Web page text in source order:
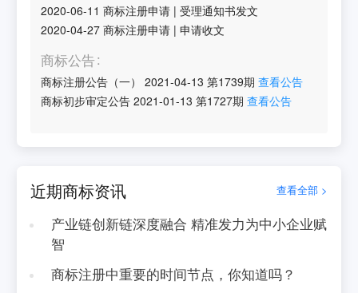
2020-06-11 商标注册申请 |受理通知书发文
2020-04-27 商标注册申请 |申请收文
商标公告
商标注册公告（一） 2021-04-13 第1739期 查看公告
商标初步审定公告 2021-01-13 第1727期 查看公告
近期商标资讯 查看全部 >
产业链创新链深度融合 精准发力为中小企业赋
智
商标注册中重要的时间节点，你知道吗？